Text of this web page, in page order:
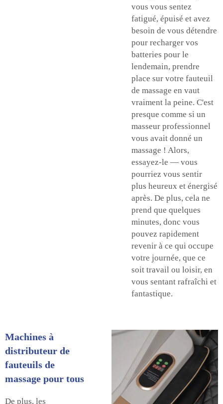
vous vous sentez
fatigué, épuisé et avez
besoin de vous détendre
pour recharger vos
batteries pour le
lendemain, prendre
place sur votre fauteuil
de massage en vaut
vraiment la peine. C'est
presque comme si un
masseur professionnel
vous avait donné un
massage ! Alors,
essayez-le — vous
pourriez vous sentir
plus heureux et énergisé
après. De plus, cela ne
prend que quelques
minutes, donc vous
pouvez rapidement
revenir à ce qui occupe
votre journée, que ce
soit travail ou loisir, en
vous sentant rafraîchi et
fantastique.
Machines à
distributeur de
fauteuils de
massage pour tous
De plus, les